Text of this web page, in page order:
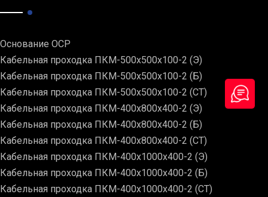
Основание ОСР
Кабельная проходка ПКМ-500х500х100-2 (Э)
Кабельная проходка ПКМ-500х500х100-2 (Б)
Кабельная проходка ПКМ-500х500х100-2 (СТ)
Кабельная проходка ПКМ-400х800х400-2 (Э)
Кабельная проходка ПКМ-400х800х400-2 (Б)
Кабельная проходка ПКМ-400х800х400-2 (СТ)
Кабельная проходка ПКМ-400х1000х400-2 (Э)
Кабельная проходка ПКМ-400х1000х400-2 (Б)
Кабельная проходка ПКМ-400х1000х400-2 (СТ)